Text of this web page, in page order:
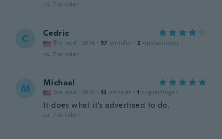
ca. 7 år siden
C Cedric
Ble med i 2014 · 37 omtaler · 2 opplastinger
ca. 7 år siden
M Michael
Ble med i 2016 · 13 omtaler · 1 opplastinger
It does what it's advertised to do.
ca. 7 år siden